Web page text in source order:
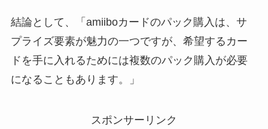
結論として、「amiiboカードのパック購入は、サ
プライズ要素が魅力の一つですが、希望するカー
ドを手に入れるためには複数のパック購入が必要
になることもあります。」
スポンサーリンク